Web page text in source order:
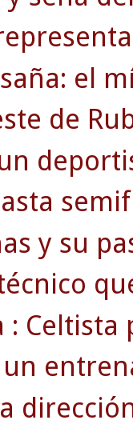
el
de
y su
: